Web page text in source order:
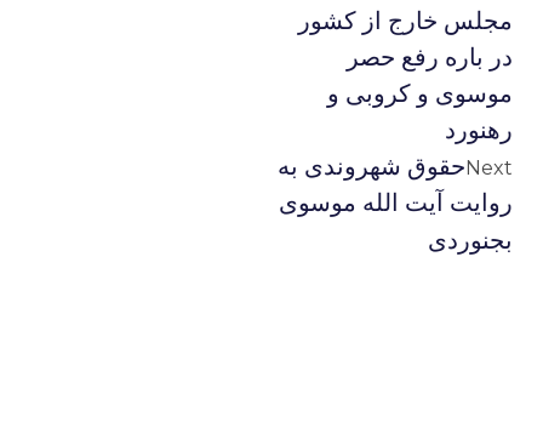
مجلس خارج از کشور
در باره رفع حصر
موسوی و کروبی و
رهنورد
Nextحقوق شهروندی به
روایت آیت الله موسوی
بجنوردی